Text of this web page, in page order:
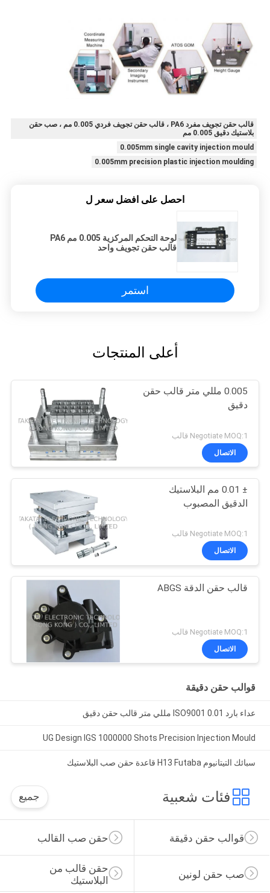
قالب حقن تجويف مفرد PA6 ، قالب حقن تجويف فردي 0.005 مم ، صب حقن
بلاستيك دقيق 0.005 مم
0.005mm single cavity injection mould
0.005mm precision plastic injection moulding
احصل على افضل سعر ل
لوحة التحكم المركزية 0.005 مم PA6
قالب حقن تجويف واحد
استمر
أعلى المنتجات
0.005 مللي متر قالب حقن
دقيق
Negotiate MOQ:1 قالب
الاتصال
± 0.01 مم البلاستيك
الدقيق المصبوب
Negotiate MOQ:1 قالب
الاتصال
قالب حقن الدقة ABGS
Negotiate MOQ:1 قالب
الاتصال
قوالب حقن دقيقة
عداء بارد ISO9001 0.01 مللي متر قالب حقن دقيق
UG Design IGS 1000000 Shots Precision Injection Mould
سبائك التيتانيوم H13 Futaba قاعدة حقن صب البلاستيك
فئات شعبية جميع
حقن صب القالب قوالب حقن دقيقة
حقن قالب من
البلاستيك
صب حقن لونين